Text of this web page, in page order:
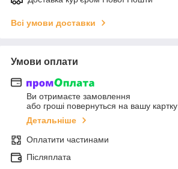
Всі умови доставки
Умови оплати
Ви отримаєте замовлення
або гроші повернуться на вашу картку
Детальніше
Оплатити частинами
Післяплата